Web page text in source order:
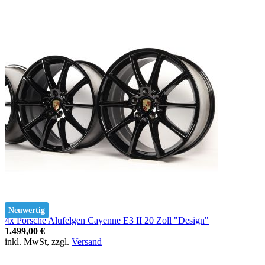
Neuwertig
4x Porsche Alufelgen Cayenne E3 II 20 Zoll "Design"
1.499,00 €
inkl. MwSt, zzgl. Versand